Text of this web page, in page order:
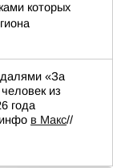
которых
«За
из
года
в Макс//